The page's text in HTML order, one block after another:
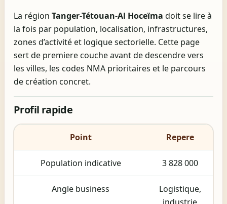
La région Tanger-Tétouan-Al Hoceïma doit se lire à
la fois par population, localisation, infrastructures,
zones d’activité et logique sectorielle. Cette page
sert de premiere couche avant de descendre vers
les villes, les codes NMA prioritaires et le parcours
de création concret.
Profil rapide
Point Repere
Population indicative 3 828 000
Angle business
Logistique,
industrie